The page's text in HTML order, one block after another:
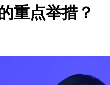
重点举措？